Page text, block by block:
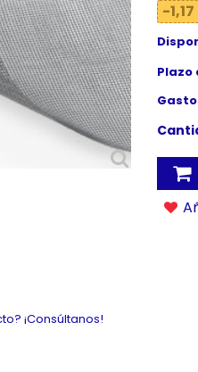
-
Plazo
¡Consúltanos!